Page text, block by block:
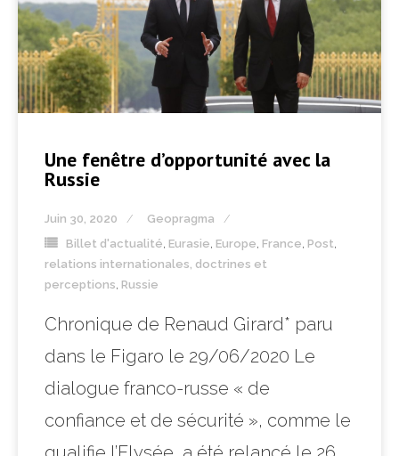
Une fenêtre d’opportunité avec la
Russie
Juin 30, 2020
Geopragma
Billet d'actualité, Eurasie, Europe, France, Post,
relations internationales, doctrines et
perceptions, Russie
Chronique de Renaud Girard* paru
dans le Figaro le 29/06/2020 Le
dialogue franco-russe « de
confiance et de sécurité », comme le